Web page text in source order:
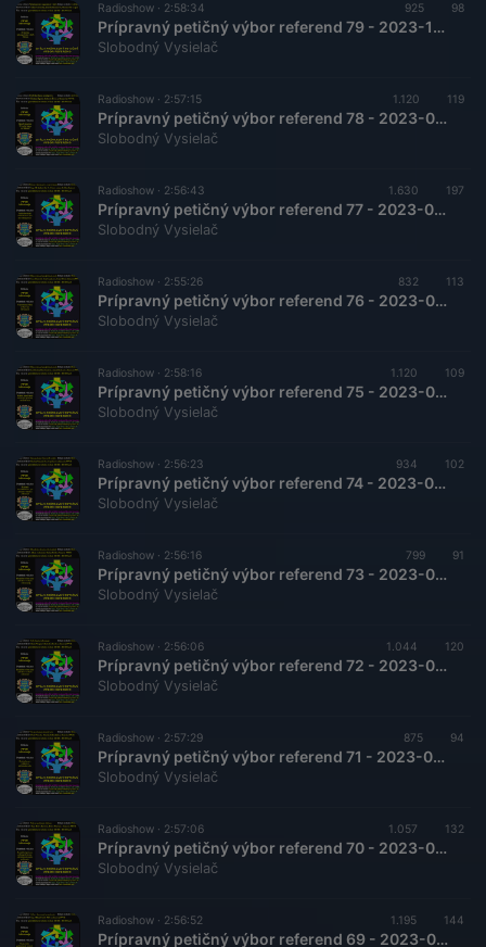
Radioshow · 2:58:34 925 98
Prípravný petičný výbor referend 79 - 2023-10-14 Vyhodnotenie organizácie volieb
Slobodný Vysielač
Radioshow · 2:57:15 1.120 119
Prípravný petičný výbor referend 78 - 2023-09-16 Posledná šanca na nápravu
Slobodný Vysielač
Radioshow · 2:56:43 1.630 197
Prípravný petičný výbor referend 77 - 2023-09-02 Stráca vlastenectvo svoj význam ?
Slobodný Vysielač
Radioshow · 2:55:26 832 113
Prípravný petičný výbor referend 76 - 2023-08-19 Vlastenecký blok podporuje Slovakexit
Slobodný Vysielač
Radioshow · 2:58:16 1.120 109
Prípravný petičný výbor referend 75 - 2023-08-05 Obnovenie priamej demokracie
Slobodný Vysielač
Radioshow · 2:56:23 934 102
Prípravný petičný výbor referend 74 - 2023-07-22 Zabezpečenie fairových volieb
Slobodný Vysielač
Radioshow · 2:56:16 799 91
Prípravný petičný výbor referend 73 - 2023-07-08 Paralelné sčítavanie výsledkov volieb a referend 2.
Slobodný Vysielač
Radioshow · 2:56:06 1.044 120
Prípravný petičný výbor referend 72 - 2023-06-24 Paralelné sčítavanie výsledkov volieb a referend
Slobodný Vysielač
Radioshow · 2:57:29 875 94
Prípravný petičný výbor referend 71 - 2023-06-10 Vývoj priamej demokracie
Slobodný Vysielač
Radioshow · 2:57:06 1.057 132
Prípravný petičný výbor referend 70 - 2023-05-27 Bezplatné právne zabezpečenie na základe právneho poistenia
Slobodný Vysielač
Radioshow · 2:56:52 1.195 144
Prípravný petičný výbor referend 69 - 2023-05-13 Voľby a hlasovania bez podvodov